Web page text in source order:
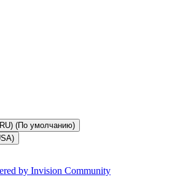
(По умолчанию)
by Invision Community